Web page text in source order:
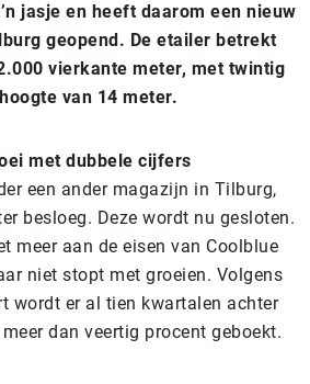
jasje en heeft daarom een nieuw
geopend. De etailer betrekt
vierkante meter, met twintig
van 14 meter.
met dubbele cijfers
een ander magazijn in Tilburg,
besloeg. Deze wordt nu gesloten.
meer aan de eisen van Coolblue
niet stopt met groeien. Volgens
wordt er al tien kwartalen achter
dan veertig procent geboekt.